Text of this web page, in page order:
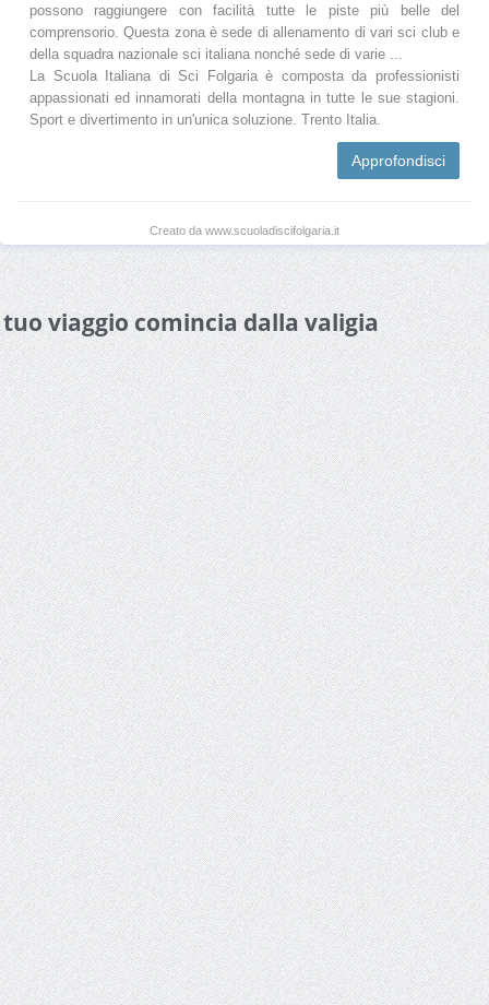
possono raggiungere con facilità tutte le piste più belle del
comprensorio. Questa zona è sede di allenamento di vari sci club e
della squadra nazionale sci italiana nonché sede di varie ...
La Scuola Italiana di Sci Folgaria è composta da professionisti
appassionati ed innamorati della montagna in tutte le sue stagioni.
Sport e divertimento in un'unica soluzione. Trento Italia.
Approfondisci
Creato da www.scuoladiscifolgaria.it
viaggio comincia dalla valigia